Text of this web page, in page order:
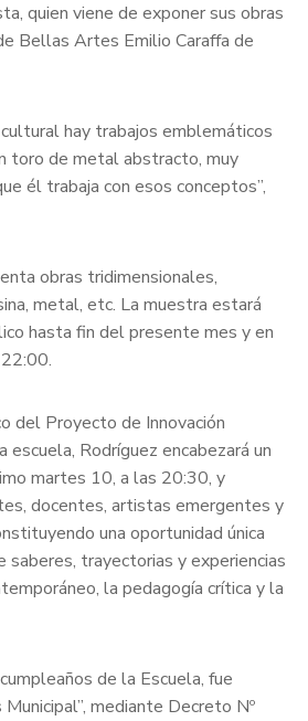
quien viene de exponer sus obras
Bellas Artes Emilio Caraffa de
hay trabajos emblemáticos
toro de metal abstracto, muy
él trabaja con esos conceptos”,
obras tridimensionales,
metal, etc. La muestra estará
hasta fin del presente mes y en
del Proyecto de Innovación
escuela, Rodríguez encabezará un
martes 10, a las 20:30, y
docentes, artistas emergentes y
una oportunidad única
saberes, trayectorias y experiencias
la pedagogía crítica y la
de la Escuela, fue
mediante Decreto Nº